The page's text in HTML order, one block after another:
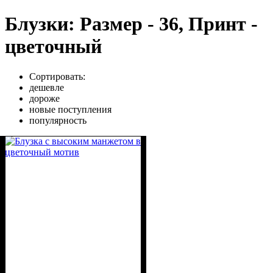
Блузки: Размер - 36, Принт -
цветочный
Сортировать:
дешевле
дороже
новые поступления
популярность